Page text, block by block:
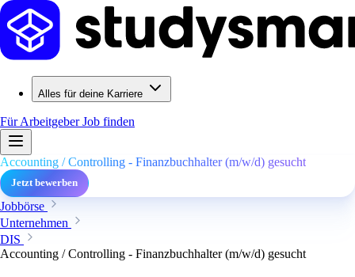
Alles für deine Karriere
Für ArbeitgeberJob finden
Accounting / Controlling - Finanzbuchhalter (m/w/d) gesucht
Jetzt bewerben
Jobbörse
Unternehmen
DIS
Accounting / Controlling - Finanzbuchhalter (m/w/d) gesucht